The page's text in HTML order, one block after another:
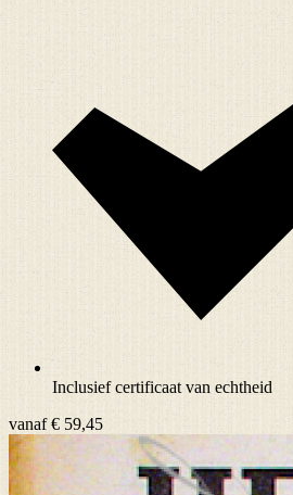
Inclusief certificaat van echtheid
vanaf€ 59,45